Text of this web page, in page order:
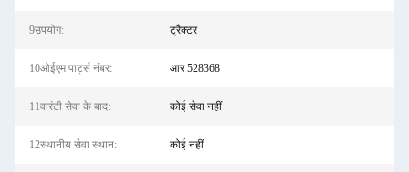
9उपयोग: ट्रैक्टर
10ओईएम पार्ट्स नंबर: आर 528368
11वारंटी सेवा के बाद: कोई सेवा नहीं
12स्थानीय सेवा स्थान: कोई नहीं